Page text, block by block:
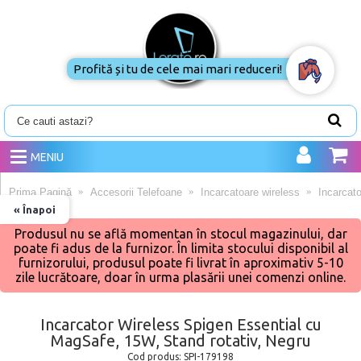
MENIU
« Înapoi
Prima Pagină Accesorii Telefoane Incarcatoare wireless
Produsul nu se află momentan în stocul magazinului, dar
poate fi adus de la furnizor. În limita stocului disponibil al
furnizorului, produsul poate fi livrat în aproximativ 5-10
zile lucrătoare, doar în urma plasării unei comenzi online.
Incarcator Wireless Spigen Essential cu
MagSafe, 15W, Stand rotativ, Negru
Cod produs: SPI-179198
Profită și tu de cele mai mari reduceri!